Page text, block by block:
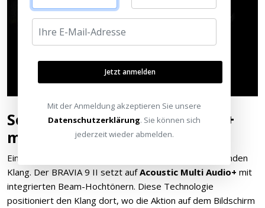
Sound – Acoustic Multi Audio+
mit Beam-Hochtönern
Ein großartiges Bild verdient einen ebenso überzeugenden
Klang. Der BRAVIA 9 II setzt aufAcoustic Multi Audio+ mit
integrierten Beam-Hochtönern. Diese Technologie
positioniert den Klang dort, wo die Aktion auf dem Bildschirm
Jetzt anmelden
Mit der Anmeldung akzeptieren Sie unsere
Datenschutzerklärung. Sie können sich
jederzeit wieder abmelden.